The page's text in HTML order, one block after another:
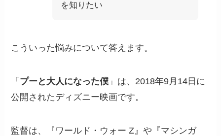
を知りたい
こういった悩みについて答えます。
「 プーと大人になった僕 」は、2018年9月14日に
公開されたディズニー映画です。
監督は、『ワールド・ウォー Z』や『マシンガ